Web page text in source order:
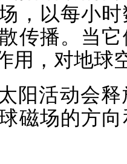
，以每小
传播。当
用，对地球
阳活动会
磁场的方